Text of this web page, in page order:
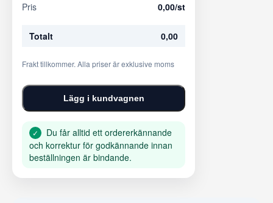
Pris 0,00/st
Totalt 0,00
Frakt tillkommer. Alla priser är exklusive moms
Lägg i kundvagnen
✓
Du får alltid ett ordererkännande
och korrektur för godkännande innan
beställningen är bindande.